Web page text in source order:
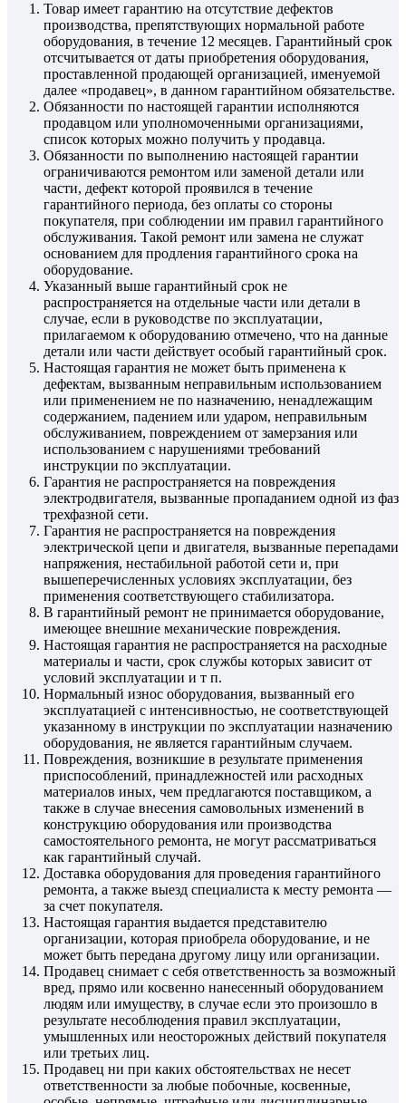
Товар имеет гарантию на отсутствие дефектов
производства, препятствующих нормальной работе
оборудования, в течение 12 месяцев. Гарантийный срок
отсчитывается от даты приобретения оборудования,
проставленной продающей организацией, именуемой
далее «продавец», в данном гарантийном обязательстве.
Обязанности по настоящей гарантии исполняются
продавцом или уполномоченными организациями,
список которых можно получить у продавца.
Обязанности по выполнению настоящей гарантии
ограничиваются ремонтом или заменой детали или
части, дефект которой проявился в течение
гарантийного периода, без оплаты со стороны
покупателя, при соблюдении им правил гарантийного
обслуживания. Такой ремонт или замена не служат
основанием для продления гарантийного срока на
оборудование.
Указанный выше гарантийный срок не
распространяется на отдельные части или детали в
случае, если в руководстве по эксплуатации,
прилагаемом к оборудованию отмечено, что на данные
детали или части действует особый гарантийный срок.
Настоящая гарантия не может быть применена к
дефектам, вызванным неправильным использованием
или применением не по назначению, ненадлежащим
содержанием, падением или ударом, неправильным
обслуживанием, повреждением от замерзания или
использованием с нарушениями требований
инструкции по эксплуатации.
Гарантия не распространяется на повреждения
электродвигателя, вызванные пропаданием одной из фаз
трехфазной сети.
Гарантия не распространяется на повреждения
электрической цепи и двигателя, вызванные перепадами
напряжения, нестабильной работой сети и, при
вышеперечисленных условиях эксплуатации, без
применения соответствующего стабилизатора.
В гарантийный ремонт не принимается оборудование,
имеющее внешние механические повреждения.
Настоящая гарантия не распространяется на расходные
материалы и части, срок службы которых зависит от
условий эксплуатации и т п.
Нормальный износ оборудования, вызванный его
эксплуатацией с интенсивностью, не соответствующей
указанному в инструкции по эксплуатации назначению
оборудования, не является гарантийным случаем.
Повреждения, возникшие в результате применения
приспособлений, принадлежностей или расходных
материалов иных, чем предлагаются поставщиком, а
также в случае внесения самовольных изменений в
конструкцию оборудования или производства
самостоятельного ремонта, не могут рассматриваться
как гарантийный случай.
Доставка оборудования для проведения гарантийного
ремонта, а также выезд специалиста к месту ремонта —
за счет покупателя.
Настоящая гарантия выдается представителю
организации, которая приобрела оборудование, и не
может быть передана другому лицу или организации.
Продавец снимает с себя ответственность за возможный
вред, прямо или косвенно нанесенный оборудованием
людям или имуществу, в случае если это произошло в
результате несоблюдения правил эксплуатации,
умышленных или неосторожных действий покупателя
или третьих лиц.
Продавец ни при каких обстоятельствах не несет
ответственности за любые побочные, косвенные,